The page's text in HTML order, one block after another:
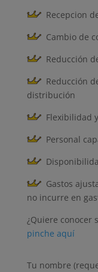
Recepcion
Cambio de
Reducción
Reducción
distribución
Flexibilidad
Personal
Gastos
no incurre en
¿Quiere conocer
pinche aquí
Tu nombre